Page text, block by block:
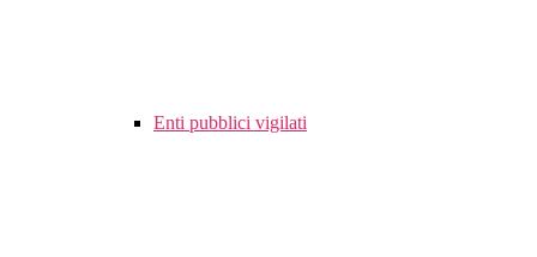
Enti pubblici vigilati